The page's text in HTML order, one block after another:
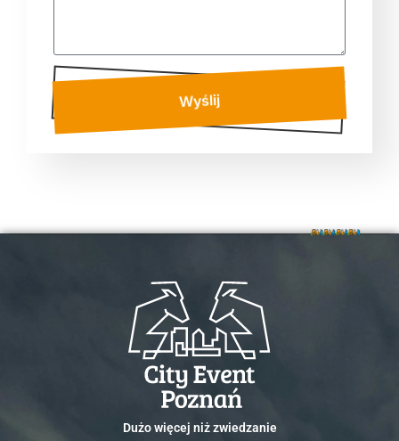
Wyślij
Dużo więcej niż zwiedzanie